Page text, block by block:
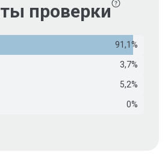
проверки
91,1%
3,7%
5,2%
0%